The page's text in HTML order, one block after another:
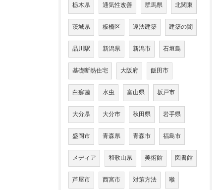
栃木県 通気性改善 群馬県 北関東
茨城県 板橋区 違法建築 建築の闇
品川駅 新潟県 新潟市 石垣島
基礎断熱住宅 大阪府 飯田市
白癬菌 水虫 富山県 坂戸市
大分県 大分市 秋田県 岩手県
盛岡市 青森県 青森市 福島市
メディア 和歌山県 美術館 図書館
芦屋市 西宮市 対策方法 喉